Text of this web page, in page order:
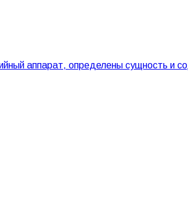
аппарат, определены сущность и